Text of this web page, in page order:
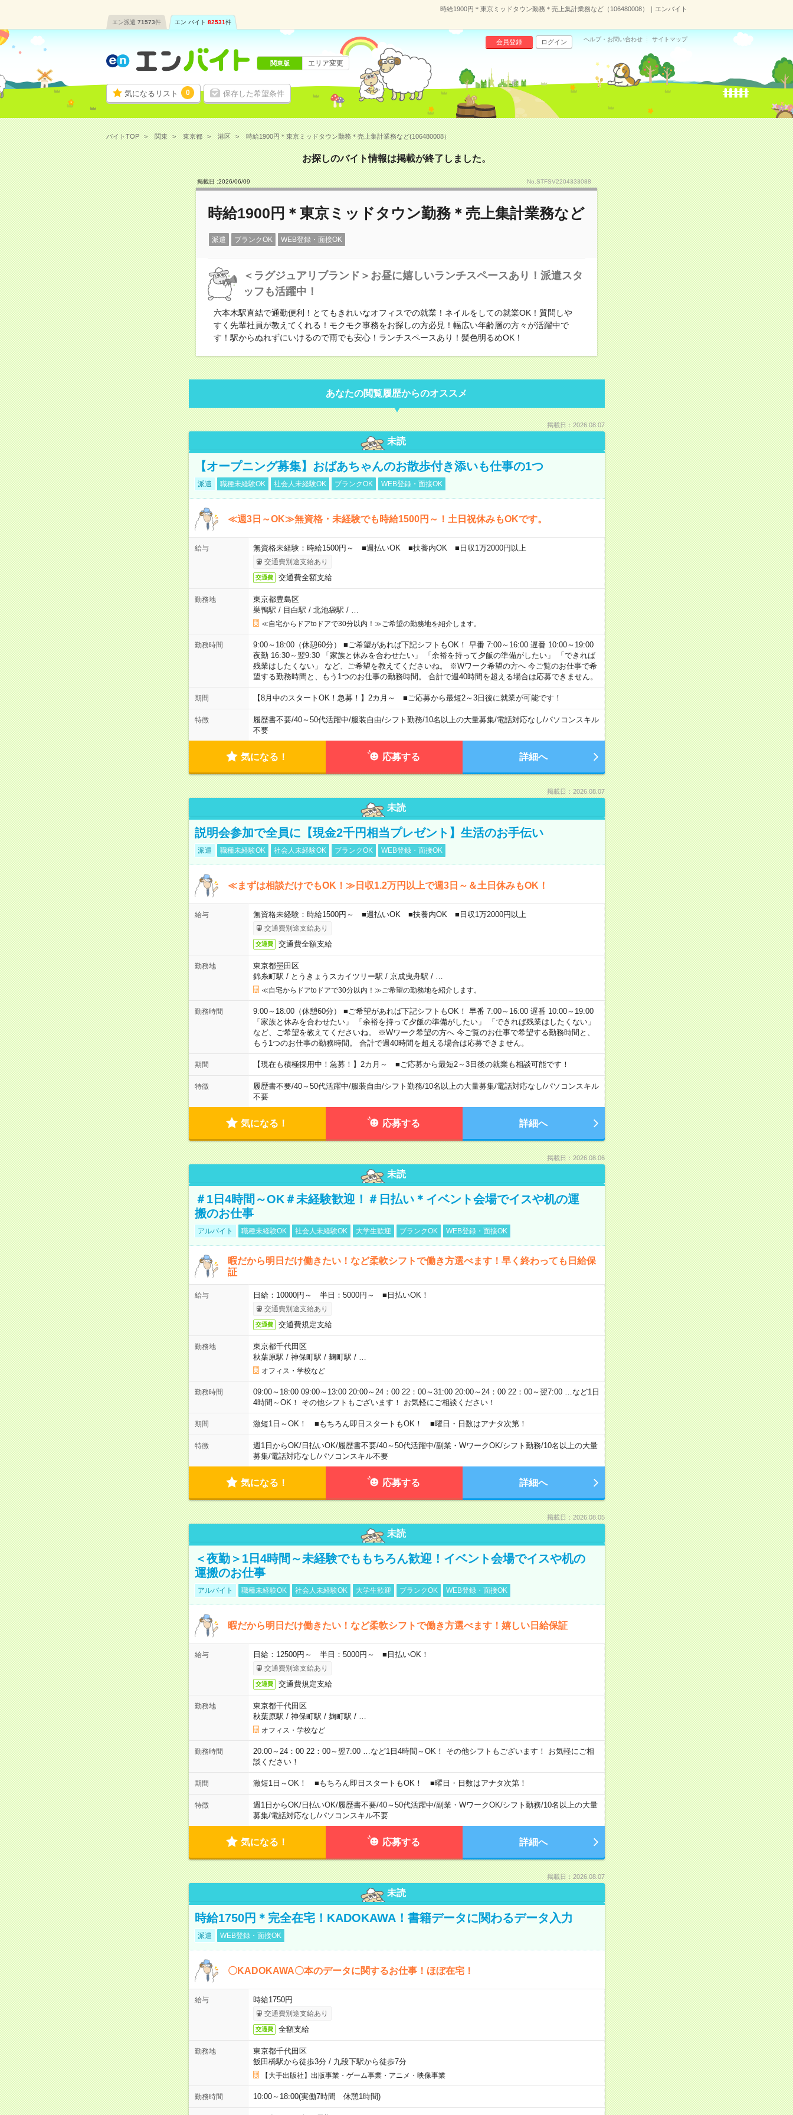
時給1900円＊東京ミッドタウン勤務＊売上集計業務など（106480008）｜エンバイト
エン派遣 71573件 エン バイト 82531件
気になるリスト 0 保存した希望条件
会員登録 ログイン ヘルプ・お問い合わせ サイトマップ
関東版 エリア変更
バイトTOP 関東 東京都 港区 時給1900円＊東京ミッドタウン勤務＊売上集計業務など(106480008）
お探しのバイト情報は掲載が終了しました。
掲載日 :2026/06/09 No.STFSV2204333088
時給1900円＊東京ミッドタウン勤務＊売上集計業務など
派遣 ブランクOK WEB登録・面接OK
＜ラグジュアリブランド＞お昼に嬉しいランチスペースあり！派遣スタ
ッフも活躍中！
六本木駅直結で通勤便利！とてもきれいなオフィスでの就業！ネイルをしての就業OK！質問しや
すく先輩社員が教えてくれる！モクモク事務をお探しの方必見！幅広い年齢層の方々が活躍中で
す！駅からぬれずにいけるので雨でも安心！ランチスペースあり！髪色明るめOK！
あなたの閲覧履歴からのオススメ
掲載日：2026.08.07
未読
【オープニング募集】おばあちゃんのお散歩付き添いも仕事の1つ
派遣 職種未経験OK 社会人未経験OK ブランクOK WEB登録・面接OK
≪週3日～OK≫無資格・未経験でも時給1500円～！土日祝休みもOKです。
給与 無資格未経験：時給1500円～ ■週払いOK ■扶養内OK ■日収1万2000円以上
交通費別途支給あり
交通費 交通費全額支給
勤務地
東京都豊島区
巣鴨駅 / 目白駅 / 北池袋駅 /
≪自宅からドアtoドアで30分以内！≫ご希望の勤務地を紹介します。
勤務時間
9:00～18:00（休憩60分） ■ご希望があれば下記シフトもOK！ 早番 7:00～16:00 遅番 10:00～19:00
夜勤 16:30～翌9:30 「家族と休みを合わせたい」 「余裕を持って夕飯の準備がしたい」 「できれば
残業はしたくない」 など、ご希望を教えてくださいね。 ※Wワーク希望の方へ 今ご覧のお仕事で希
望する勤務時間と、もう1つのお仕事の勤務時間。 合計で週40時間を超える場合は応募できません。
期間 【8月中のスタートOK！急募！】2カ月～ ■ご応募から最短2～3日後に就業が可能です！
特徴 履歴書不要/40～50代活躍中/服装自由/シフト勤務/10名以上の大量募集/電話対応なし/パソコンスキル
不要
気になる！ 応募する 詳細へ
掲載日：2026.08.07
未読
説明会参加で全員に【現金2千円相当プレゼント】生活のお手伝い
派遣 職種未経験OK 社会人未経験OK ブランクOK WEB登録・面接OK
≪まずは相談だけでもOK！≫日収1.2万円以上で週3日～＆土日休みもOK！
給与 無資格未経験：時給1500円～ ■週払いOK ■扶養内OK ■日収1万2000円以上
交通費別途支給あり
交通費 交通費全額支給
勤務地
東京都墨田区
錦糸町駅 / とうきょうスカイツリー駅 / 京成曳舟駅 /
≪自宅からドアtoドアで30分以内！≫ご希望の勤務地を紹介します。
勤務時間
9:00～18:00（休憩60分） ■ご希望があれば下記シフトもOK！ 早番 7:00～16:00 遅番 10:00～19:00
「家族と休みを合わせたい」 「余裕を持って夕飯の準備がしたい」 「できれば残業はしたくない」
など、ご希望を教えてくださいね。 ※Wワーク希望の方へ 今ご覧のお仕事で希望する勤務時間と、
もう1つのお仕事の勤務時間。 合計で週40時間を超える場合は応募できません。
期間 【現在も積極採用中！急募！】2カ月～ ■ご応募から最短2～3日後の就業も相談可能です！
特徴 履歴書不要/40～50代活躍中/服装自由/シフト勤務/10名以上の大量募集/電話対応なし/パソコンスキル
不要
気になる！ 応募する 詳細へ
掲載日：2026.08.06
未読
＃1日4時間～OK＃未経験歓迎！＃日払い＊イベント会場でイスや机の運
搬のお仕事
アルバイト 職種未経験OK 社会人未経験OK 大学生歓迎 ブランクOK WEB登録・面接OK
暇だから明日だけ働きたい！など柔軟シフトで働き方選べます！早く終わっても日給保
証
給与 日給：10000円～ 半日：5000円～ ■日払いOK！
交通費別途支給あり
交通費 交通費規定支給
勤務地
東京都千代田区
秋葉原駅 / 神保町駅 / 麹町駅 /
オフィス・学校など
勤務時間
09:00～18:00 09:00～13:00 20:00～24：00 22：00～31:00 20:00～24：00 22：00～翌7:00 …など1日
4時間～OK！ その他シフトもございます！ お気軽にご相談ください！
期間 激短1日～OK！ ■もちろん即日スタートもOK！ ■曜日・日数はアナタ次第！
特徴 週1日からOK/日払いOK/履歴書不要/40～50代活躍中/副業・WワークOK/シフト勤務/10名以上の大量
募集/電話対応なし/パソコンスキル不要
気になる！ 応募する 詳細へ
掲載日：2026.08.05
未読
＜夜勤＞1日4時間～未経験でももちろん歓迎！イベント会場でイスや机の
運搬のお仕事
アルバイト 職種未経験OK 社会人未経験OK 大学生歓迎 ブランクOK WEB登録・面接OK
暇だから明日だけ働きたい！など柔軟シフトで働き方選べます！嬉しい日給保証
給与 日給：12500円～ 半日：5000円～ ■日払いOK！
交通費別途支給あり
交通費 交通費規定支給
勤務地
東京都千代田区
秋葉原駅 / 神保町駅 / 麹町駅 /
オフィス・学校など
勤務時間
20:00～24：00 22：00～翌7:00 …など1日4時間～OK！ その他シフトもございます！ お気軽にご相
談ください！
期間 激短1日～OK！ ■もちろん即日スタートもOK！ ■曜日・日数はアナタ次第！
特徴 週1日からOK/日払いOK/履歴書不要/40～50代活躍中/副業・WワークOK/シフト勤務/10名以上の大量
募集/電話対応なし/パソコンスキル不要
気になる！ 応募する 詳細へ
掲載日：2026.08.07
未読
時給1750円＊完全在宅！KADOKAWA！書籍データに関わるデータ入力
派遣 WEB登録・面接OK
〇KADOKAWA〇本のデータに関するお仕事！ほぼ在宅！
給与 時給1750円
交通費別途支給あり
交通費 全額支給
勤務地
東京都千代田区
飯田橋駅から徒歩3分/ 九段下駅から徒歩7分
【大手出版社】出版事業・ゲーム事業・アニメ・映像事業
勤務時間 10:00～18:00(実働7時間 休憩1時間)